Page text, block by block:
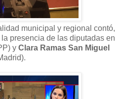
municipal y regional contó,
presencia de las diputadas en
y Clara Ramas San Miguel